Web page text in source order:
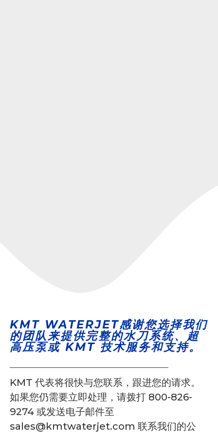
KMT WATERJET感谢您选择我们
的团队来提供完整的水刀系统、超
高压泵或 KMT 技术服务和支持。
KMT 代表将很快与您联系，跟进您的请求。
如果您仍需要立即处理，请拨打 800-826-
9274 或发送电子邮件至
sales@kmtwaterjet.com 联系我们的公